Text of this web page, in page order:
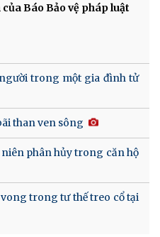
của Báo Bảo vệ pháp luật
trong một gia đình tử
than ven sông
phân hủy trong căn hộ
trong tư thế treo cổ tại